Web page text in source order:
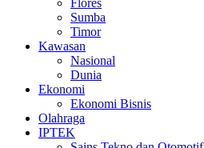
Sumba
Timor
Kawasan
Nasional
Dunia
Ekonomi
Ekonomi Bisnis
Olahraga
IPTEK